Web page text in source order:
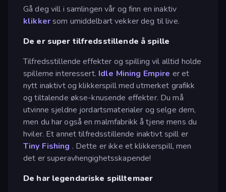
Gå deg vill i samlingen vår og finn en inaktiv
klikkersom umiddelbart vekker deg til live.
De er super tilfredsstillende å spille
Tilfredsstillende effekter og spilling vil alltid holde
spillerne interessert. Idle Mining Empire er et
nytt inaktivt og klikkerspill med utmerket grafikk
og tiltalende økse-knusende effekter. Du må
utvinne sjeldne jordartsmaterialer og selge dem,
men du har også en malmfabrikk å tjene mens du
hviler. Et annet tilfredsstillende inaktivt spill er
Tiny Fishing . Dette er ikke et klikkerspill, men
det er superavhengighetsskapende!
De har legendariske spilltemaer